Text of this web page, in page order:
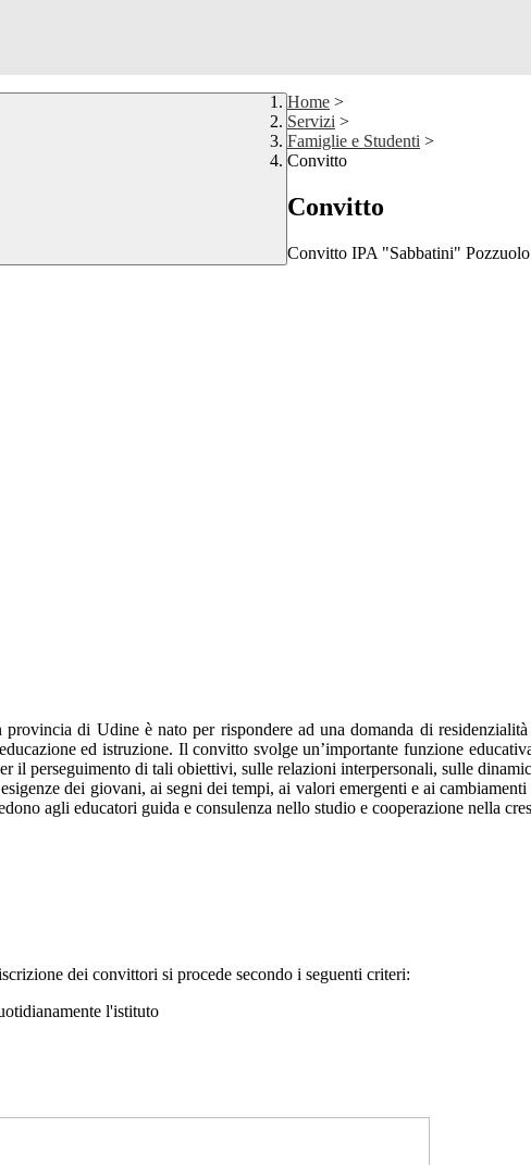
Home >
Servizi >
Famiglie e Studenti >
Convitto
Convitto
Convitto IPA "Sabbatini"
di Udine è nato per rispondere ad una domanda di
ed istruzione. Il convitto svolge un’importante funzione
il perseguimento di tali obiettivi, sulle relazioni interpersonali, sulle
dei giovani, ai segni dei tempi, ai valori emergenti e ai
agli educatori guida e consulenza nello studio e cooperazione nella
dei convittori si procede secondo i seguenti criteri:
l'istituto